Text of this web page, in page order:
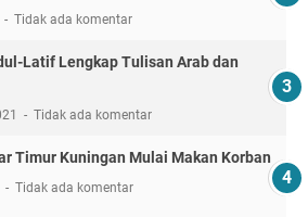
Tidak ada komentar
Latif Lengkap Tulisan Arab dan
Tidak ada komentar
Timur Kuningan Mulai Makan Korban
Tidak ada komentar